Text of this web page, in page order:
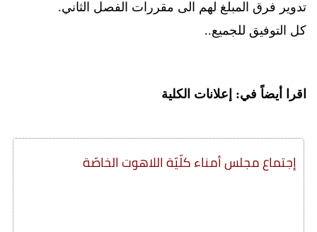
تدوير فرق المبلغ لهم الى مقررات الفصل الثاني.
كل التوفيق للجميع..
اقرا أيضاً في: إعلانات الكلية
إجتماع مجلس أمناء كلّيّة اللاهوت الخاصّة